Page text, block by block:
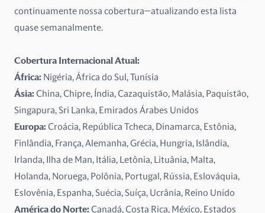
França
Hungria
Ilha de Man
Irlanda
Islândia
Itália
continuamente nossa cobertura—atualizando esta lista
quase semanalmente.
Cobertura Internacional Atual:
África: Nigéria, África do Sul, Tunísia
Ásia:China, Chipre, Índia, Cazaquistão, Malásia, Paquistão,
Singapura, Sri Lanka, Emirados Árabes Unidos
Europa:Croácia, República Tcheca, Dinamarca, Estônia,
Finlândia, França, Alemanha, Grécia, Hungria, Islândia,
Irlanda, Ilha de Man, Itália, Letônia, Lituânia, Malta,
Holanda, Noruega, Polônia, Portugal, Rússia, Eslováquia,
Eslovênia, Espanha, Suécia, Suíça, Ucrânia, Reino Unido
América do Norte:Canadá, Costa Rica, México, Estados